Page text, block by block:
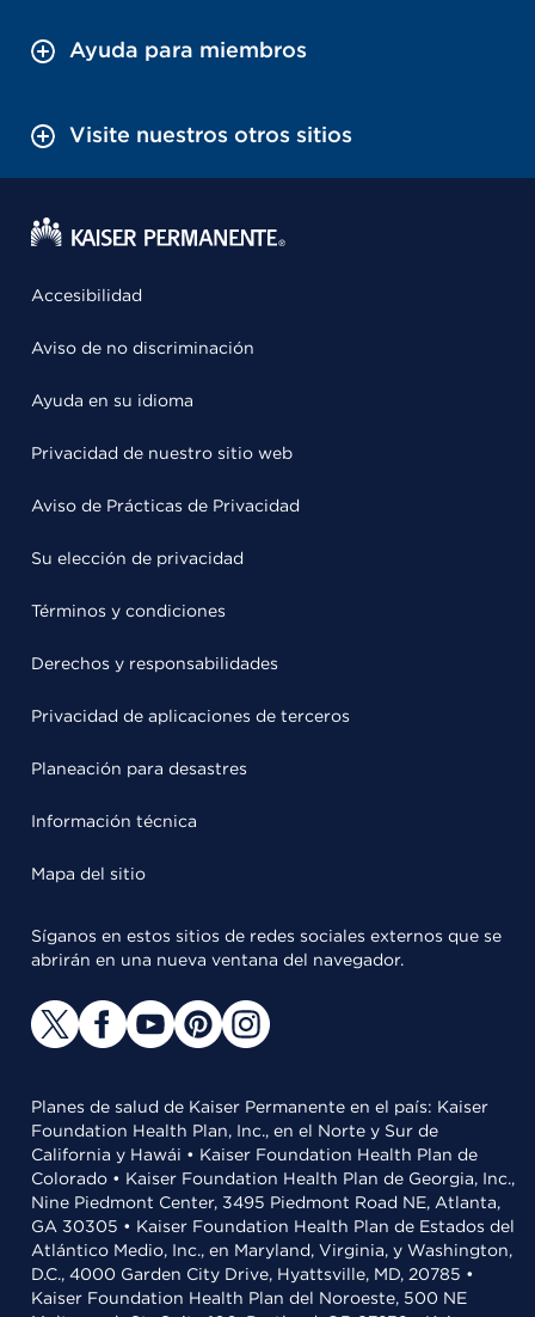
Ayuda para miembros
Visite nuestros otros sitios
Accesibilidad
Aviso de no discriminación
Ayuda en su idioma
Privacidad de nuestro sitio web
Aviso de Prácticas de Privacidad
Su elección de privacidad
Términos y condiciones
Derechos y responsabilidades
Privacidad de aplicaciones de terceros
Planeación para desastres
Información técnica
Mapa del sitio
Síganos en estos sitios de redes sociales externos que se
abrirán en una nueva ventana del navegador.
Planes de salud de Kaiser Permanente en el país: Kaiser
Foundation Health Plan, Inc., en el Norte y Sur de
California y Hawái • Kaiser Foundation Health Plan de
Colorado • Kaiser Foundation Health Plan de Georgia, Inc.,
Nine Piedmont Center, 3495 Piedmont Road NE, Atlanta,
GA 30305 • Kaiser Foundation Health Plan de Estados del
Atlántico Medio, Inc., en Maryland, Virginia, y Washington,
D.C., 4000 Garden City Drive, Hyattsville, MD, 20785 •
Kaiser Foundation Health Plan del Noroeste, 500 NE